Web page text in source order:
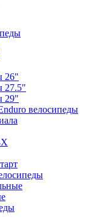
26"
27.5"
29"
велосипеды